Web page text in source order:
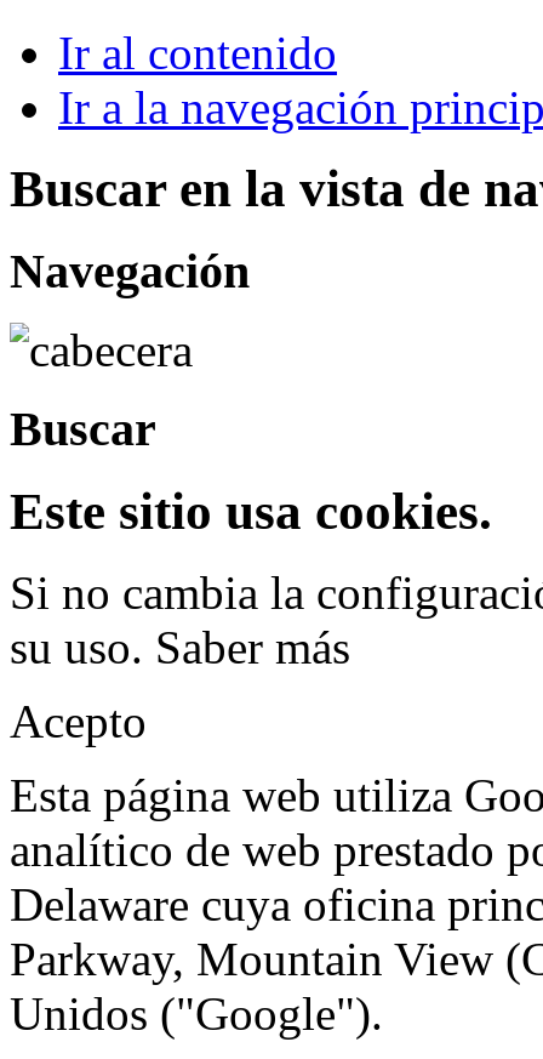
Ir al contenido
Ir a la navegación
Buscar en la vista de
Navegación
Buscar
Este sitio usa cookies.
Si no cambia la
su uso. Saber más
Acepto
Esta página web utiliza
analítico de web prestado
Delaware cuya oficina
Parkway, Mountain View
Unidos ("Google").